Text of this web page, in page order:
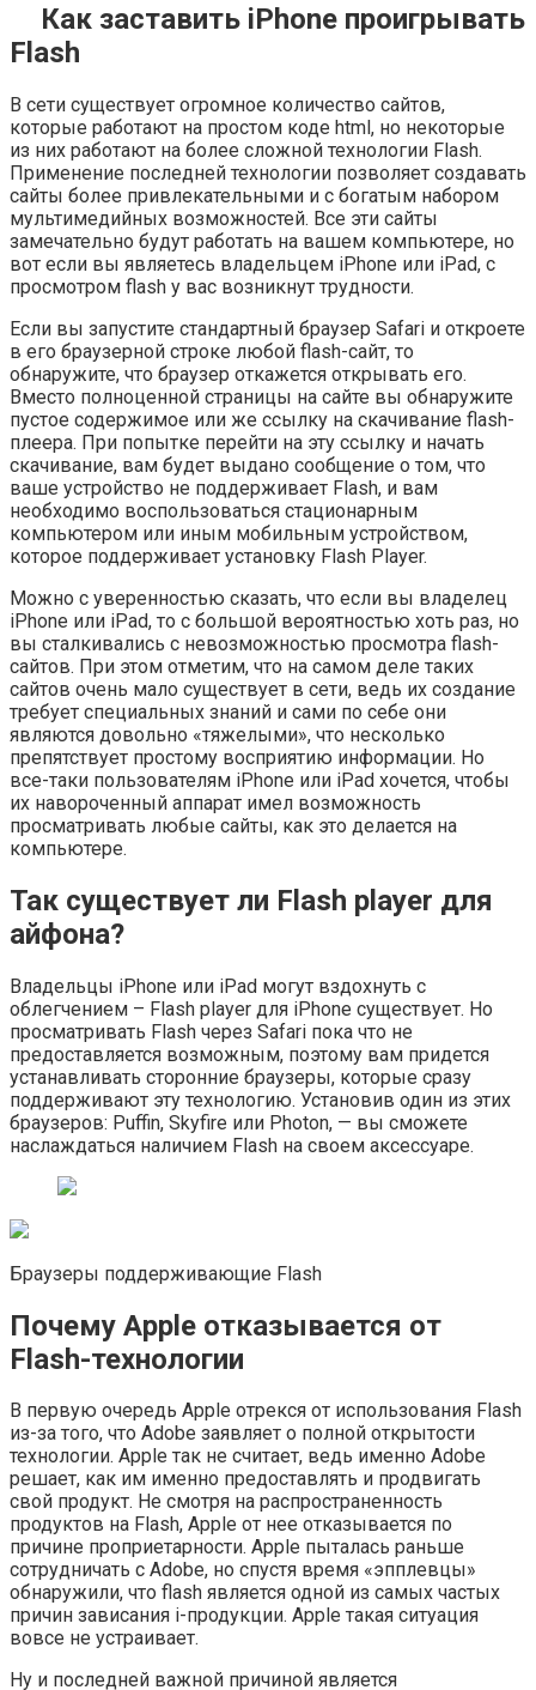
Как заставить iPhone проигрывать
Flash
В сети существует огромное количество сайтов,
которые работают на простом коде html, но некоторые
из них работают на более сложной технологии Flash.
Применение последней технологии позволяет создавать
сайты более привлекательными и с богатым набором
мультимедийных возможностей. Все эти сайты
замечательно будут работать на вашем компьютере, но
вот если вы являетесь владельцем iPhone или iPad, с
просмотром flash у вас возникнут трудности.
Если вы запустите стандартный браузер Safari и откроете
в его браузерной строке любой flash-сайт, то
обнаружите, что браузер откажется открывать его.
Вместо полноценной страницы на сайте вы обнаружите
пустое содержимое или же ссылку на скачивание flash-
плеера. При попытке перейти на эту ссылку и начать
скачивание, вам будет выдано сообщение о том, что
ваше устройство не поддерживает Flash, и вам
необходимо воспользоваться стационарным
компьютером или иным мобильным устройством,
которое поддерживает установку Flash Player.
Можно с уверенностью сказать, что если вы владелец
iPhone или iPad, то с большой вероятностью хоть раз, но
вы сталкивались с невозможностью просмотра flash-
сайтов. При этом отметим, что на самом деле таких
сайтов очень мало существует в сети, ведь их создание
требует специальных знаний и сами по себе они
являются довольно «тяжелыми», что несколько
препятствует простому восприятию информации. Но
все-таки пользователям iPhone или iPad хочется, чтобы
их навороченный аппарат имел возможность
просматривать любые сайты, как это делается на
компьютере.
Так существует ли Flash player для
айфона?
Владельцы iPhone или iPad могут вздохнуть с
облегчением – Flash player для iPhone существует. Но
просматривать Flash через Safari пока что не
предоставляется возможным, поэтому вам придется
устанавливать сторонние браузеры, которые сразу
поддерживают эту технологию. Установив один из этих
браузеров: Puffin, Skyfire или Photon, — вы сможете
наслаждаться наличием Flash на своем аксессуаре.
Браузеры поддерживающие Flash
Почему Apple отказывается от
Flash-технологии
В первую очередь Apple отрекся от использования Flash
из-за того, что Adobe заявляет о полной открытости
технологии. Apple так не считает, ведь именно Adobe
решает, как им именно предоставлять и продвигать
свой продукт. Не смотря на распространенность
продуктов на Flash, Apple от нее отказывается по
причине проприетарности. Apple пыталась раньше
сотрудничать с Adobe, но спустя время «эпплевцы»
обнаружили, что flash является одной из самых частых
причин зависания i-продукции. Apple такая ситуация
вовсе не устраивает.
Ну и последней важной причиной является